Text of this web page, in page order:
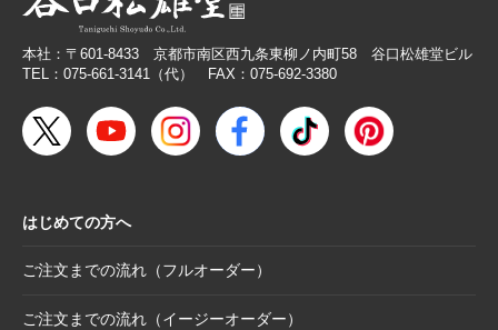
2026.2.26
【無料提供】売場づくりを応援！訴求力を高
める専用POP
2026.2.19 【色紙】価格改定のお願い
2025.10.28
【新商品案内】色エンピツ作家 かわばたあき
こが描く、ワンダーランドへと誘うアートグ
ッズ〈メモボックス〉と〈ミニアートボック
2025.10.16
日付誤植に関するお詫びと交換対応のお知ら
本社：〒601-8433 京都市南区西九条東柳ノ内町58 谷口松雄堂ビル
TEL：075-661-3141（代） FAX：075-692-3380
はじめての方へ
ご注文までの流れ（フルオーダー）
ご注文までの流れ（イージーオーダー）